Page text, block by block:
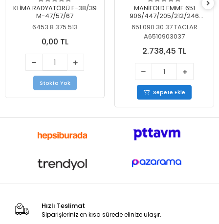
KLİMA RADYATÖRÜ E-38/39
M-47/57/67
6453 8 375 513
0,00 TL
Stokta Yok
MANİFOLD EMME 651
906/447/205/212/246
KELEBEKSİZ
651 090 30 37 TACLAR
A6510903037
2.738,45 TL
Sepete Ekle
Hızlı Teslimat
Siparişleriniz en kısa sürede elinize ulaşır.